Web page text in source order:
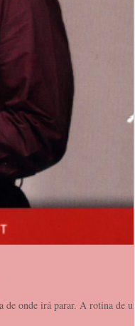
onde irá parar. A rotina de um